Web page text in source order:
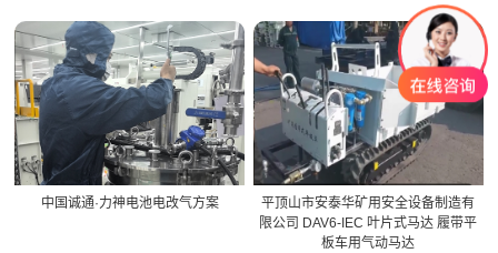
中国诚通·力神电池电改气方案
平顶山市安泰华矿用安全设备制造有
限公司 DAV6-IEC 叶片式马达 履带平
板车用气动马达